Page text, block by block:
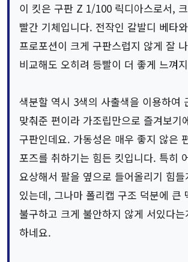
이 킷은 구판 Z 1/100 릭디아스로서,
빨간 기체입니다. 전작인 갈발디 베타
프로포션이 크게 구판스럽지 않게 잘
비교해도 오히려 등빨이 더 좋게 느껴
색분할 역시 3색의 사출색을 이용하여
맞춰준 편이라 가조립만으로 즐겨보기
구판인데요. 가동성은 매우 좋지 않은
포즈를 취하기는 힘든 킷입니다. 특히
요상해서 팔을 옆으로 들어올리기 힘들
있는데, 그나마 폴리캡 구조 덕분에 큰
불구하고 크게 불안하지 않게 서있다는
하네요.